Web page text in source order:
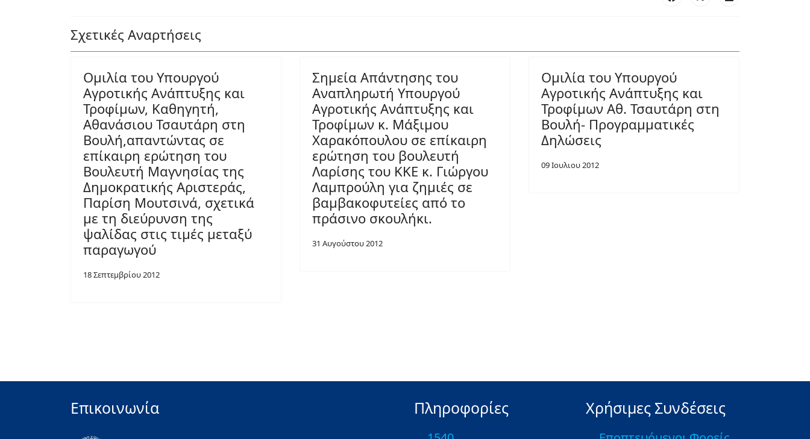
Σχετικές Αναρτήσεις
Ομιλία του Υπουργού
Αγροτικής Ανάπτυξης και
Τροφίμων, Καθηγητή,
Αθανάσιου Τσαυτάρη στη
Βουλή,απαντώντας σε
επίκαιρη ερώτηση του
Βουλευτή Μαγνησίας της
Δημοκρατικής Αριστεράς,
Παρίση Μουτσινά, σχετικά
με τη διεύρυνση της
ψαλίδας στις τιμές μεταξύ
παραγωγού
18 Σεπτεμβρίου 2012
Σημεία Απάντησης του
Αναπληρωτή Υπουργού
Αγροτικής Ανάπτυξης και
Τροφίμων κ. Μάξιμου
Χαρακόπουλου σε επίκαιρη
ερώτηση του βουλευτή
Λαρίσης του ΚΚΕ κ. Γιώργου
Λαμπρούλη για ζημιές σε
βαμβακοφυτείες από το
πράσινο σκουλήκι.
31 Αυγούστου 2012
Ομιλία του Υπουργού
Αγροτικής Ανάπτυξης και
Τροφίμων Αθ. Τσαυτάρη στη
Βουλή- Προγραμματικές
Δηλώσεις
09 Ιουλιου 2012
Επικοινωνία Πληροφορίες Χρήσιμες Συνδέσεις